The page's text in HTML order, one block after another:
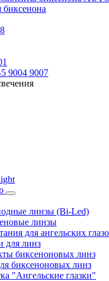
биксенона
9004 9007
линзы (Bi-Led)
линзы
для ангельских
для линз
биксеноновых линз
биксеноновых линз
"Ангельские глазки"